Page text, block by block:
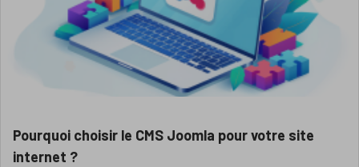
Pourquoi choisir le CMS Joomla pour votre site
internet ?